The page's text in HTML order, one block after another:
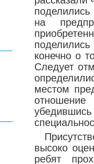
на
конечно о
Следует
местом
высоко
ребят